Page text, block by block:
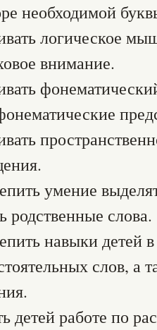
необходимой
логическое
внимание.
умение
родственные слова.
навыки детей
слов, а
детей работе по